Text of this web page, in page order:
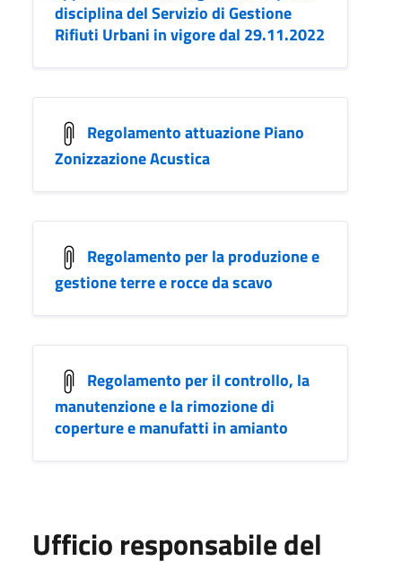
disciplina del Servizio di Gestione
Rifiuti Urbani in vigore dal 29.11.2022
Regolamento attuazione Piano
Zonizzazione Acustica
Regolamento per la produzione e
gestione terre e rocce da scavo
Regolamento per il controllo, la
manutenzione e la rimozione di
coperture e manufatti in amianto
Ufficio responsabile del